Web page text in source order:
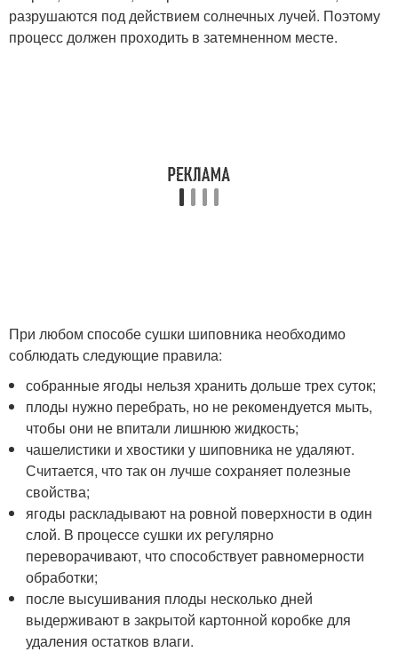
разрушаются под действием солнечных лучей. Поэтому
процесс должен проходить в затемненном месте.
При любом способе сушки шиповника необходимо
соблюдать следующие правила:
собранные ягоды нельзя хранить дольше трех суток;
плоды нужно перебрать, но не рекомендуется мыть,
чтобы они не впитали лишнюю жидкость;
чашелистики и хвостики у шиповника не удаляют.
Считается, что так он лучше сохраняет полезные
свойства;
ягоды раскладывают на ровной поверхности в один
слой. В процессе сушки их регулярно
переворачивают, что способствует равномерности
обработки;
после высушивания плоды несколько дней
выдерживают в закрытой картонной коробке для
удаления остатков влаги.